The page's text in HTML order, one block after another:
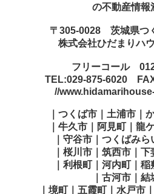
の不動産情報
〒305-0028 茨城県つ
株式会社ひだまりハ
フリーコール
TEL:029-875-6020
//
｜つくば市｜土浦市｜
｜牛久市｜阿見町｜龍
｜守谷市｜つくばみら
｜桜川市｜筑西市｜下
｜利根町｜河内町｜稲
｜古河市｜結
｜境町｜五霞町｜水戸市